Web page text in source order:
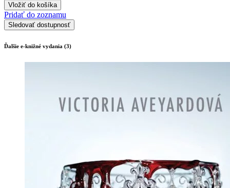
Vložiť do košíka
Pridať do zoznamu
Sledovať dostupnosť
Ďalšie e-knižné vydania (3)